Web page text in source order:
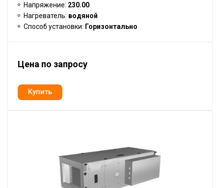
Напряжение: 230.00
Нагреватель: водяной
Способ установки: Горизонтально
Цена по запросу